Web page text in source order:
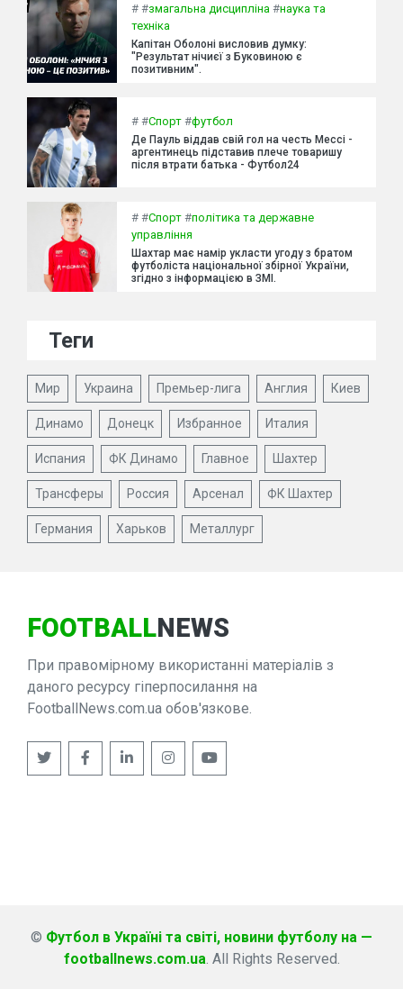
# #змагальна дисципліна #наука та
техніка
Капітан Оболоні висловив думку:
"Результат нічиєї з Буковиною є
позитивним".
# #Спорт #футбол
Де Пауль віддав свій гол на честь Мессі -
аргентинець підставив плече товаришу
після втрати батька - Футбол24
# #Спорт #політика та державне
управління
Шахтар має намір укласти угоду з братом
футболіста національної збірної України,
згідно з інформацією в ЗМІ.
Теги
Мир Украина Премьер-лига Англия Киев
Динамо Донецк Избранное Италия
Испания ФК Динамо Главное Шахтер
Трансферы Россия Арсенал ФК Шахтер
Германия Харьков Металлург
FOOTBALLNEWS
При правомірному використанні матеріалів з
даного ресурсу гіперпосилання на
FootballNews.com.ua обов'язкове.
© Футбол в Україні та світі, новини футболу на —
footballnews.com.ua. All Rights Reserved.